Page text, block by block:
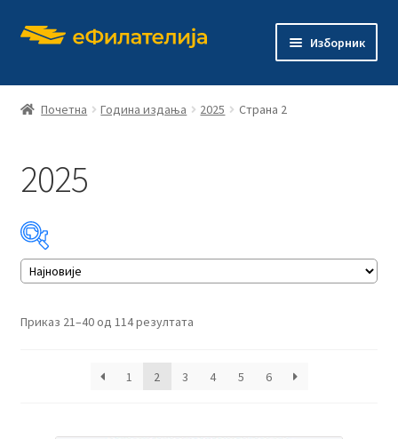
Прескочи
Скочи
Изборник
Почетна
Продавница
О филателији
Издања
Почетна Година издања 2025 Страна 2
2025
Приказ 21–40 од 114 резултатаСортирано
1
2 3 4 5 6